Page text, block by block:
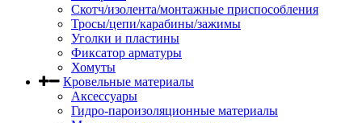
Скотч/изолента/монтажные приспособления
Тросы/цепи/карабины/зажимы
Уголки и пластины
Фиксатор арматуры
Хомуты
Кровельные материалы
Аксессуары
Гидро-пароизоляционные материалы